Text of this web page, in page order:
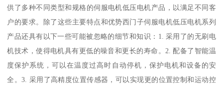
供了多种不同类型和规格的伺服电机低压电机产品，以满足不同客
户的要求。除了这些主要特点和优势西门子伺服电机低压电机系列
产品还具有以下一些可能被忽略的细节和知识：1. 采用了的无刷电
机技术，使得电机具有更低的噪音和更长的寿命。2. 配备了智能温
度保护系统，可以在温度过高时自动停机，保护电机和设备的安
全。3. 采用了高精度位置传感器，可以实现更的位置控制和运动控